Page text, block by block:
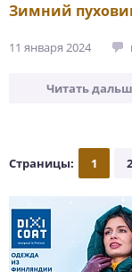
Зимний
11 января 2024
Читать
Страницы: 1 2